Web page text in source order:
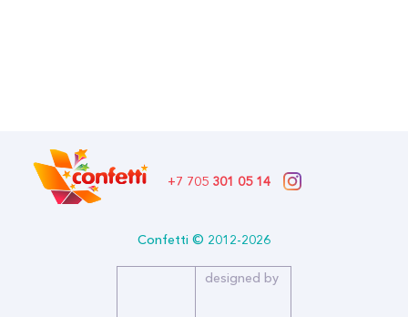
+7 705 301 05 14
Confetti © 2012-2026
designed by